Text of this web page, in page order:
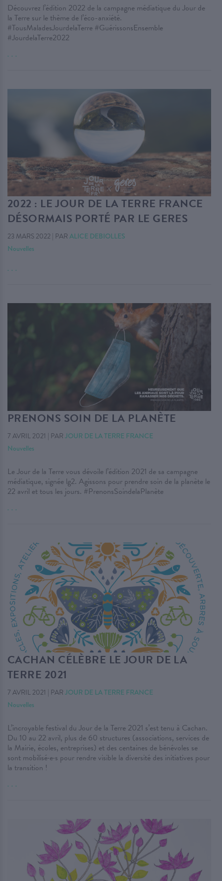
Découvrez l’édition 2022 de la campagne médiatique du Jour de
la Terre sur le thème de l’éco-anxiété.
#TousMaladesJourdelaTerre #GuérissonsEnsemble
#JourdelaTerre2022
. . .
2022 : LE JOUR DE LA TERRE FRANCE
DÉSORMAIS PORTÉ PAR LE GERES
23 MARS 2022 | PAR ALICE DEBIOLLES
Nouvelles
. . .
PRENONS SOIN DE LA PLANÈTE
7 AVRIL 2021 | PAR JOUR DE LA TERRE FRANCE
Nouvelles
Le Jour de la Terre vous dévoile l’édition 2021 de sa campagne
médiatique, signée lg2. Agissons pour prendre soin de la planète le
22 avril et tous les jours. #PrenonsSoindelaPlanète
. . .
CACHAN CÉLÈBRE LE JOUR DE LA
TERRE 2021
7 AVRIL 2021 | PAR JOUR DE LA TERRE FRANCE
Nouvelles
L’incroyable festival du Jour de la Terre 2021 s’est tenu à Cachan.
Du 10 au 22 avril, plus de 60 structures (associations, services de
la Mairie, écoles, entreprises) et des centaines de bénévoles se
sont mobilisé·e·s pour rendre visible la diversité des initiatives pour
la transition !
. . .